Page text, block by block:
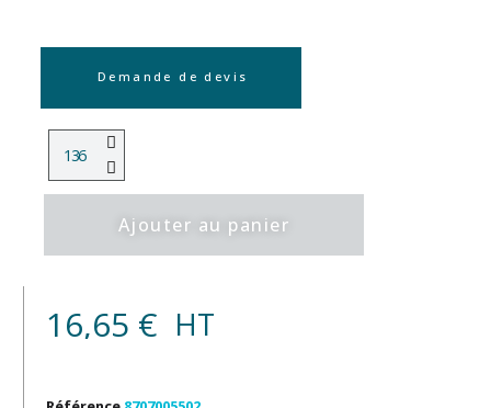
Demande de devis
Ajouter au panier
16,65 € HT